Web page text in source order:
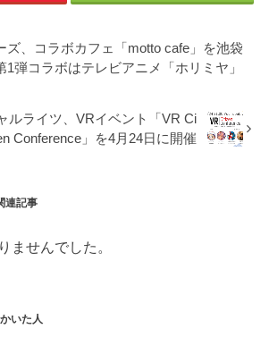
ズ、コラボカフェ「motto cafe」を池袋
弾コラボはテレビアニメ「ホリミヤ」
ルライツ、VRイベント「VR Ci
Conference」を4月24日に開催
連記事
ませんでした。
いた人